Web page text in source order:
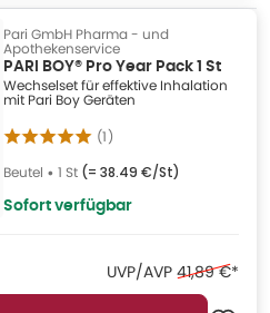
Pari GmbH Pharma - und
Apothekenservice
PARI BOY® Pro Year Pack 1 St
Wechselset für effektive Inhalation
mit Pari Boy Geräten
(1)
Beutel • 1 St (= 38.49 €/St)
Sofort verfügbar
UVP/AVP Ehemaliger
41,89 €*